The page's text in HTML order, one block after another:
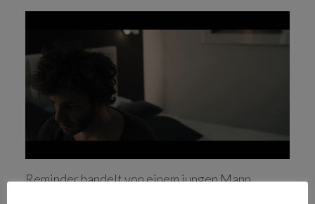
Reminder handelt von einem jungen Mann